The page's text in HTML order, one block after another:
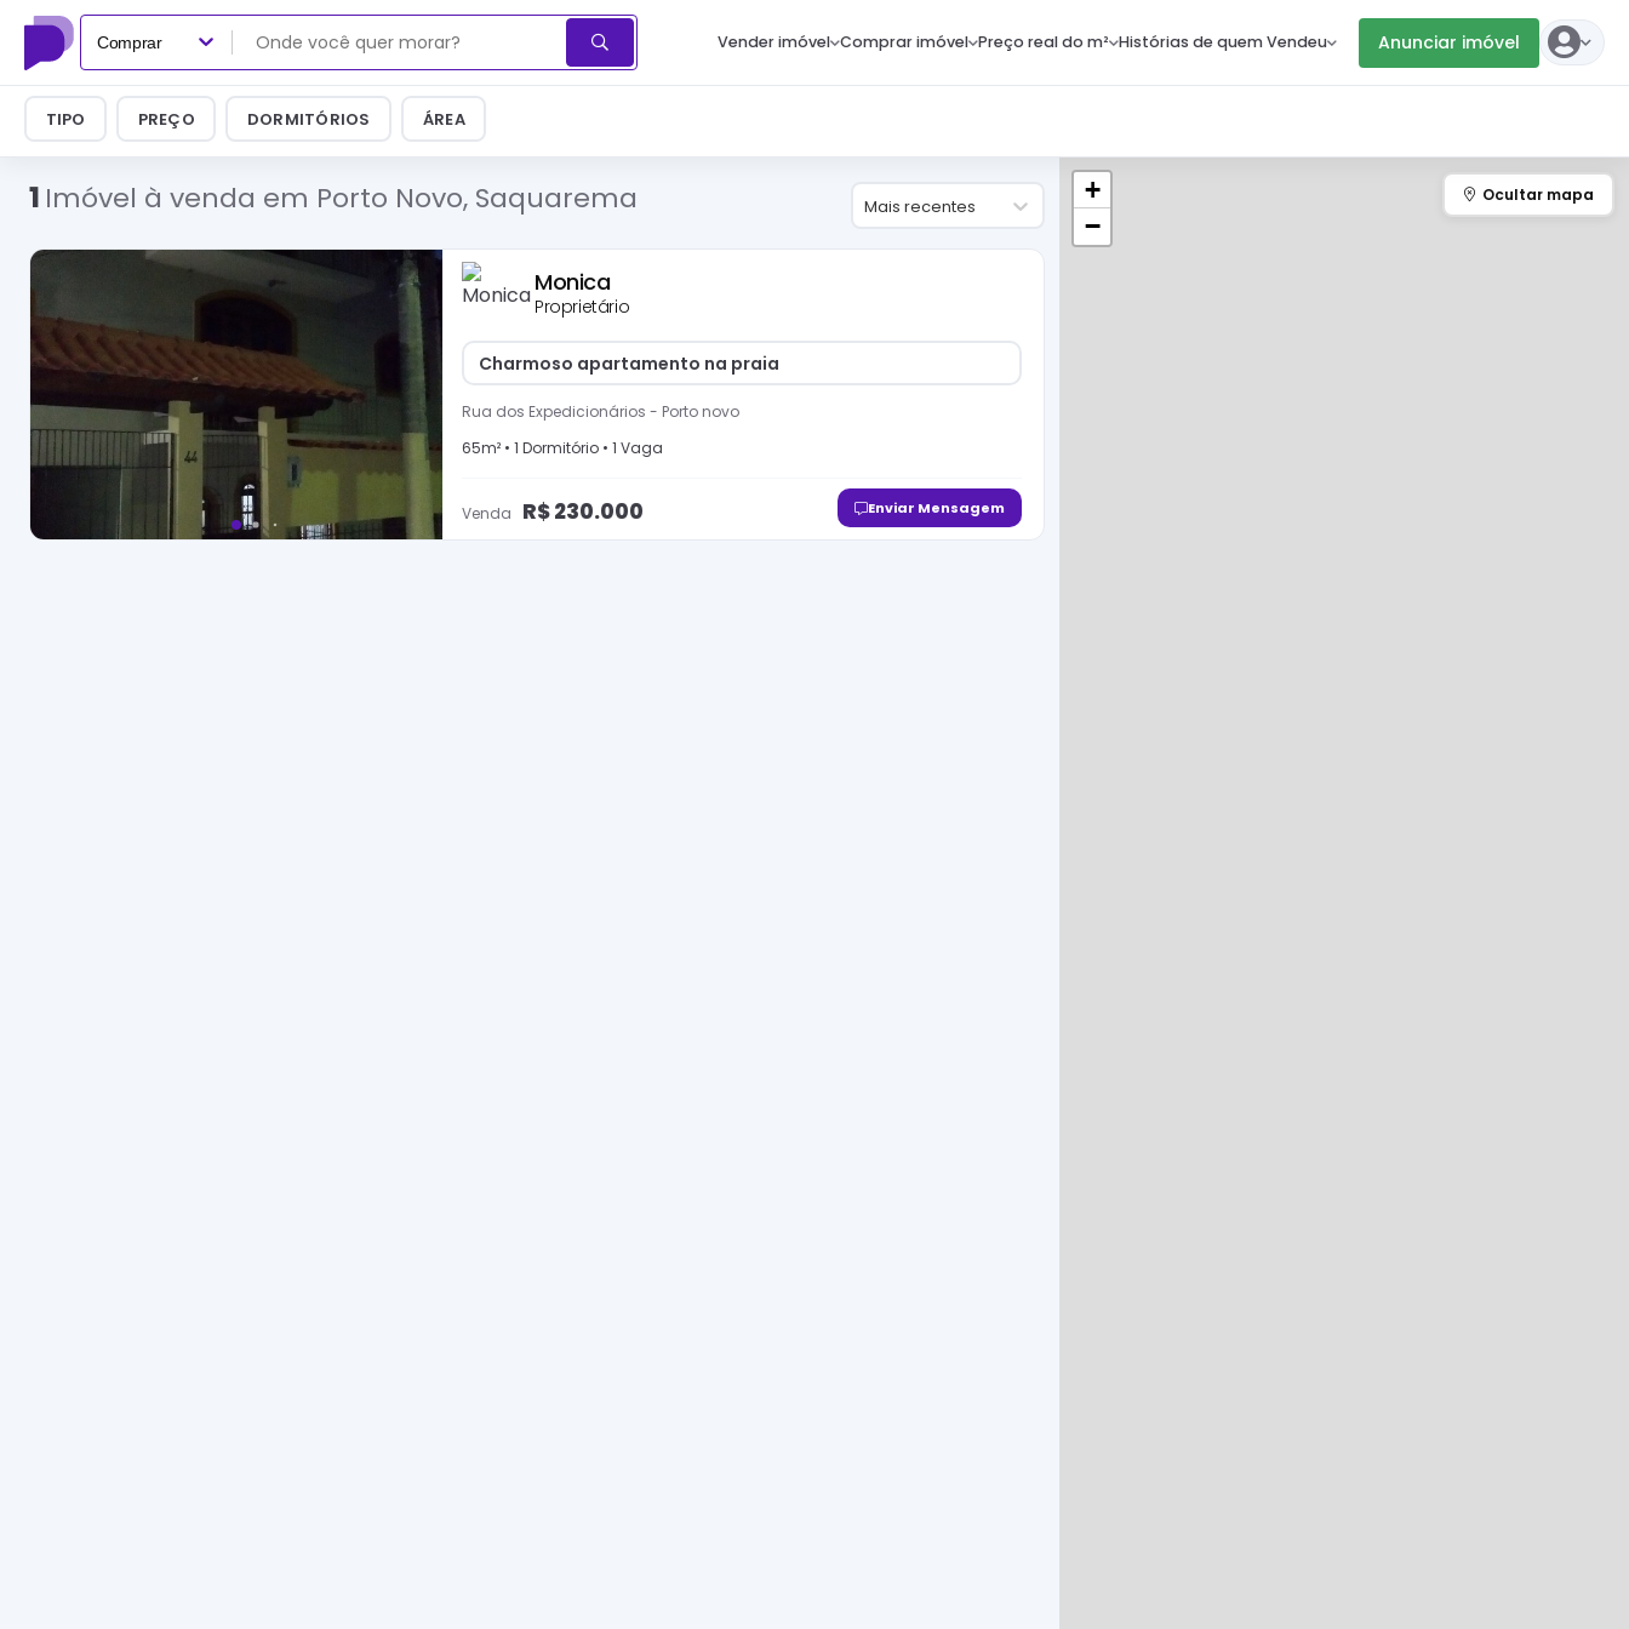
Comprar Vender imóvel Comprar imóvel Preço real do m² Histórias de quem Vendeu Anunciar imóvel
TIPO PREÇO DORMITÓRIOS ÁREA
1 Imóvel à venda em Porto Novo, Saquarema Mais recentes
Monica
Proprietário
Charmoso apartamento na praia
Rua dos Expedicionários - Porto novo
65m² • 1 Dormitório • 1 Vaga
Venda R$230.000 Enviar Mensagem
+
−